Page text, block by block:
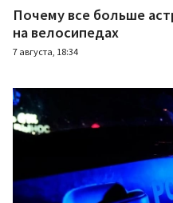
Почему все больше
на велосипедах
7 августа, 18:34